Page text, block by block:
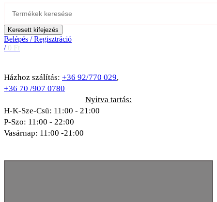
Keresett kifejezés
Belépés / Regisztráció
/ 0 Ft
Házhoz szálítás: +36 92/770 029,
+36 70 /907 0780
Nyitva tartás:
H-K-Sze-Csü: 11:00 - 21:00
P-Szo: 11:00 - 22:00
Vasárnap: 11:00 -21:00